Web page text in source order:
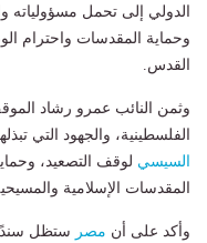
الدولي إلى تحمل مسؤولياته
وحماية المقدسات واحترام
القدس.
وثمن النائب عمرو رشاد
الفلسطينية، والجهود التي
السيسي لوقف التصعيد،
المقدسات الإسلامية
وأكد على أن مصر ستظل سندًا